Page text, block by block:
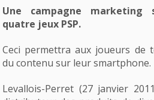
Une campagne marketing
quatre jeux PSP.
Ceci permettra aux joueurs de
du contenu sur leur smartphone.
Levallois-Perret (27 janvier